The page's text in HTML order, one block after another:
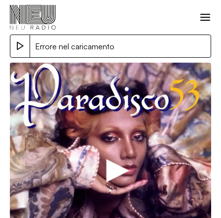
Errore nel caricamento